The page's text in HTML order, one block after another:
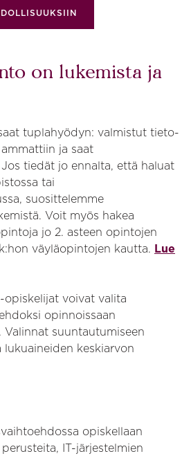
on lukemista ja
tuplahyödyn: valmistut tieto-
ja saat
tiedät jo ennalta, että haluat
tai
suosittelemme
Voit myös hakea
jo 2. asteen opintojen
väyläopintojen kautta. Lue
voivat valita
opinnoissaan
suuntautumiseen
keskiarvon
opiskellaan
IT-järjestelmien